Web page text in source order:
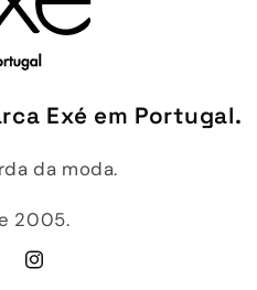
Exé em Portugal.
da moda.
2005.
Instagram